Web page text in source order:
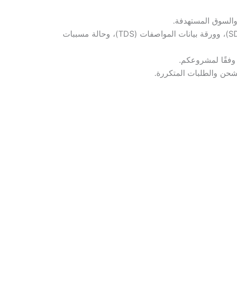
المستهدفة.
يقوم فريقنا بالتحقق من الدرجات المتاحة، وشهادة المنشأ (COA)، وورقة بيانات السلامة (SDS)، وورقة بيانات المواصفات (TDS)، وحالة مسببات
وفقًا لمشروعكم.
والطلبات المتكررة.